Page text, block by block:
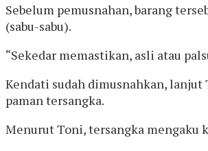
Sebelum pemusnahan, barang
(sabu-sabu).
“Sekedar memastikan, asli atau
Kendati sudah dimusnahkan, lanjut
paman tersangka.
Menurut Toni, tersangka mengaku